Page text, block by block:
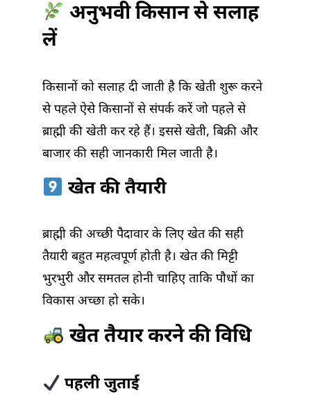
अनुभवी किसान से सलाह
लें
किसानों को सलाह दी जाती है कि खेती शुरू करने
से पहले ऐसे किसानों से संपर्क करें जो पहले से
ब्राह्मी की खेती कर रहे हैं। इससे खेती, बिक्री और
बाजार की सही जानकारी मिल जाती है।
खेत की तैयारी
ब्राह्मी की अच्छी पैदावार के लिए खेत की सही
तैयारी बहुत महत्वपूर्ण होती है। खेत की मिट्टी
भुरभुरी और समतल होनी चाहिए ताकि पौधों का
विकास अच्छा हो सके।
खेत तैयार करने की विधि
पहली जुताई